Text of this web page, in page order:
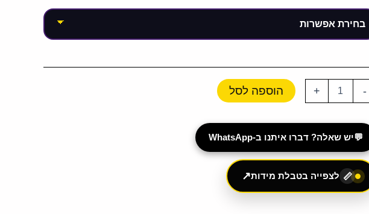
-
+ הוספה לסל
💬יש שאלה? דברו איתנו ב-WhatsApp
📏 לצפייה בטבלת מידות↗